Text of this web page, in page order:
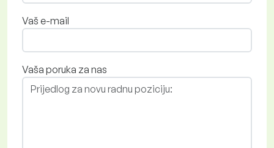
Vaš e-mail
Vaša poruka za nas